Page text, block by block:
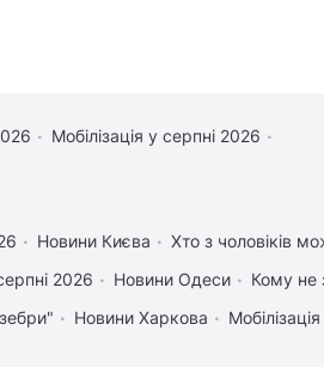
Мобілізація у серпні 2026
Новини Києва
Хто з чоловіків
2026 Новини Одеси
Кому не
Новини Харкова